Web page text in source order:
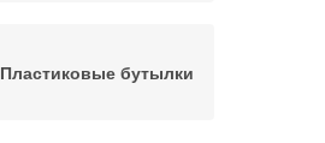
Пластиковые бутылки